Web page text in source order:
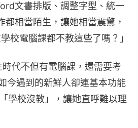
文書排版、調整字型、統一
都相當陌生，讓她相當震驚，
校電腦課都不教這些了嗎？」
代不但有電腦課，還需要考
今遇到的新鮮人卻連基本功能
學校沒教」，讓她直呼難以理